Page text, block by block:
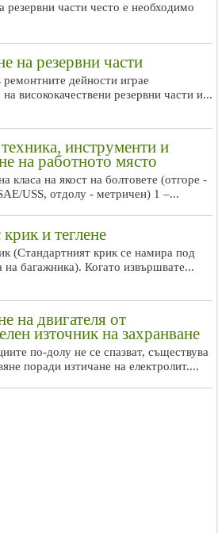
резервни части често е необходимо
на резервни части
дейности играе
на висококачествени резервни части и...
инструменти и
на работното място
класа на якост на болтовете (отгоре -
USS, отдолу - метричен) 1 –...
и теглене
(Стандартният крик се намира под
на багажника). Когато извършвате...
на двигателя от
източник на захранване
по-долу не се спазват, съществува
поради изтичане на електролит....